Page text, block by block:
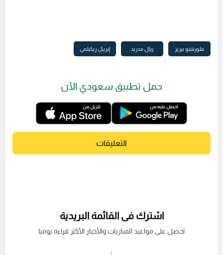
فلورنتينو بيريز ريال مدريد إنريكي ريكيلمي
حمل تطبيق سعودي الآن
التعليقات
اشترك فى القائمة البريدية
احصل على مواعيد المباريات والأخبار الأكثر قراءة يوميا